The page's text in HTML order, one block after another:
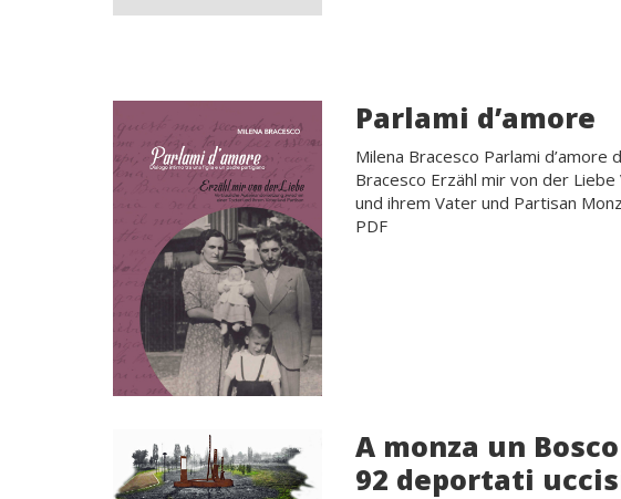
Parlami d’amore
Milena Bracesco Parlami
Bracesco Erzähl mir von der
und ihrem Vater und Partisan
PDF
A monza un
92 deportati